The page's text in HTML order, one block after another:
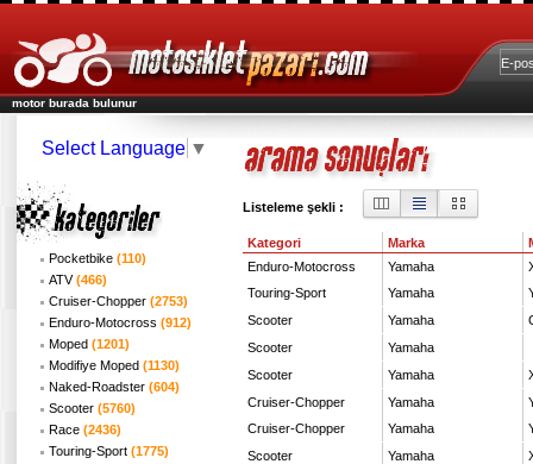
motor burada bulunur
Select Language ▼
Pocketbike (110)
ATV(466)
Cruiser-Chopper (2753)
Enduro-Motocross (912)
Moped (1201)
Modifiye Moped (1130)
Naked-Roadster (604)
Scooter (5760)
Race (2436)
Touring-Sport (1775)
Listeleme şekli :
Kategori Marka
Enduro-Motocross
Yamaha
Touring-Sport
Yamaha
Scooter
Yamaha
Scooter
Yamaha
Scooter
Yamaha
Cruiser-Chopper
Yamaha
Cruiser-Chopper
Yamaha
Scooter
Yamaha